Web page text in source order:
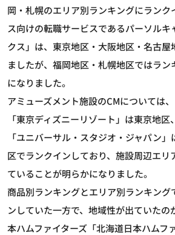
岡・札幌のエリア別ランキングにランク
ス向けの転職サービスであるパーソルキ
クス」は、東京地区・大阪地区・名古屋
ましたが、福岡地区・札幌地区ではラン
になりました。
アミューズメント施設のCMについては
「東京ディズニーリゾート」は東京地
「ユニバーサル・スタジオ・ジャパン
区でランクインしており、施設周辺エリ
ていることが明らかになりました。
商品別ランキングとエリア別ランキング
ンしていた一方で、地域性が出ていたの
本ハムファイターズ「北海道日本ハムフ